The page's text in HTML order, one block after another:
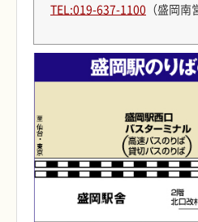
TEL:019-637-1100 （盛岡南